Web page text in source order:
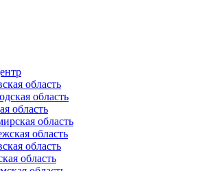
область
область
область
область
область
область
область